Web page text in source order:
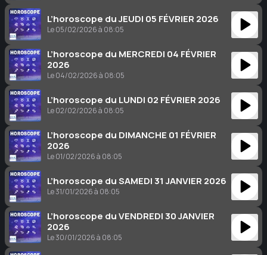
L’horoscope du JEUDI 05 FÉVRIER 2026
Le 05/02/2026 à 08:05
L’horoscope du MERCREDI 04 FÉVRIER
2026
Le 04/02/2026 à 08:05
L’horoscope du LUNDI 02 FÉVRIER 2026
Le 02/02/2026 à 08:05
L’horoscope du DIMANCHE 01 FÉVRIER
2026
Le 01/02/2026 à 08:05
L’horoscope du SAMEDI 31 JANVIER 2026
Le 31/01/2026 à 08:05
L’horoscope du VENDREDI 30 JANVIER
2026
Le 30/01/2026 à 08:05